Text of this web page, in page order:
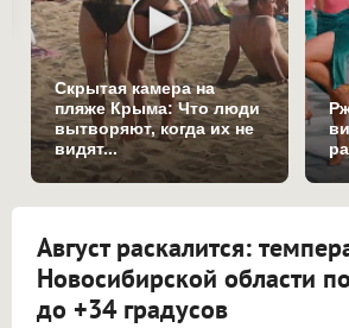
Скрытая камера на
пляже Крыма: Что люди
вытворяют, когда их не
видят...
Август раскалится:
Новосибирской области
до +34 градусов